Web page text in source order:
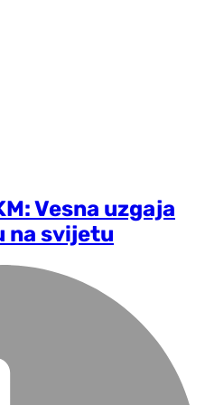
Vesna uzgaja
na svijetu